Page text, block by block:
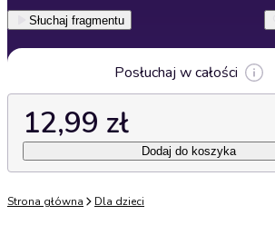
Słuchaj fragmentu
Posłuchaj w całości
12,99 zł
Dodaj do koszyka
Strona główna Dla dzieci